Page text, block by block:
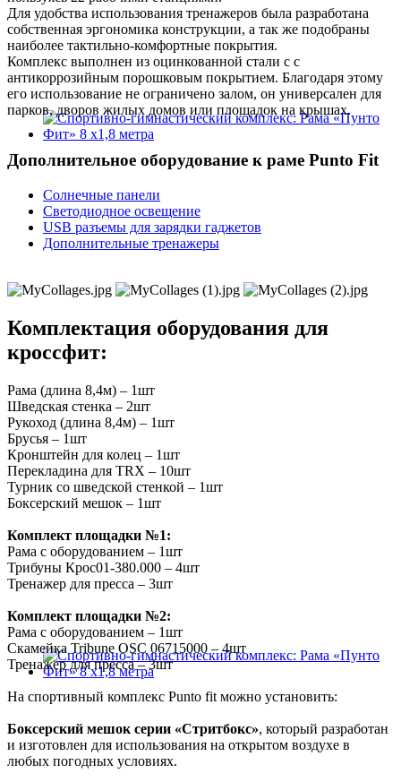
Для удобства использования тренажеров была разработана
собственная эргономика конструкции, а так же подобраны
наиболее тактильно-комфортные покрытия.
Комплекс выполнен из оцинкованной стали с с
антикоррозийным порошковым покрытием. Благодаря этому
его использование не ограничено залом, он универсален для
парков, дворов жилых домов или площадок на крышах.
Дополнительное оборудование к раме Punto Fit
Солнечные панели
Светодиодное освещение
USB разъемы для зарядки гаджетов
Дополнительные тренажеры
Комплектация оборудования для
кроссфит:
Рама (длина 8,4м) – 1шт
Шведская стенка – 2шт
Рукоход (длина 8,4м) – 1шт
Брусья – 1шт
Кронштейн для колец – 1шт
Перекладина для TRX – 10шт
Турник со шведской стенкой – 1шт
Боксерский мешок – 1шт
Комплект площадки №1:
Рама с оборудованием – 1шт
Трибуны Крос01-380.000 – 4шт
Тренажер для пресса – 3шт
Комплект площадки №2:
Рама с оборудованием – 1шт
Скамейка Tribune OSC 06715000 – 4шт
Тренажер для пресса – 3шт
На спортивный комплекс Punto fit можно установить:
Боксерский мешок серии «Стритбокс», который разработан
и изготовлен для использования на открытом воздухе в
любых погодных условиях.